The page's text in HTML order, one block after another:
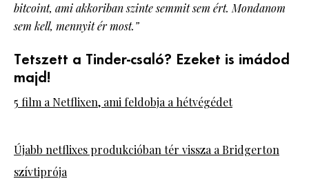
bitcoint, ami akkoriban szinte semmit sem ért. Mondanom
sem kell, mennyit ér most.”
Tetszett a Tinder-csaló? Ezeket is imádod
majd!
5 film a Netflixen, ami feldobja a hétvégédet
Újabb netflixes produkcióban tér vissza a Bridgerton
szívtiprója